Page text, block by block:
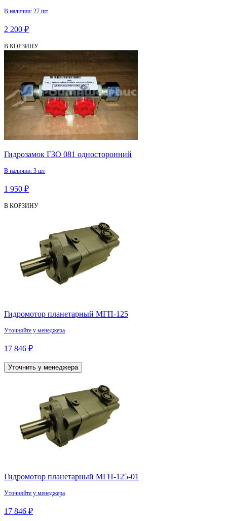
В наличии: 27 шт
2 200 ₽
В КОРЗИНУ
Гидрозамок ГЗО 081 односторонний
В наличии: 3 шт
1 950 ₽
В КОРЗИНУ
Гидромотор планетарный МГП-125
Уточняйте у менеджера
17 846 ₽
Уточнить у менеджера
Гидромотор планетарный МГП-125-01
Уточняйте у менеджера
17 846 ₽